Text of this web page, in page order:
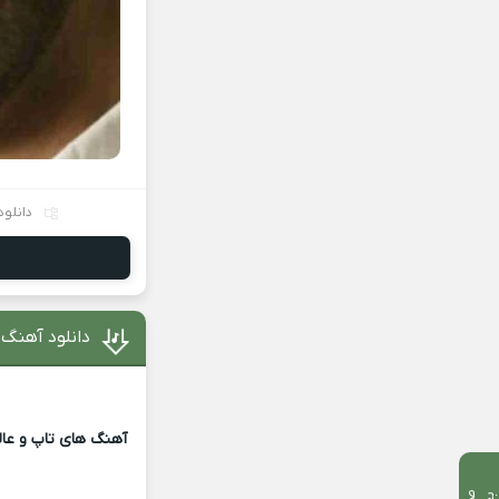
دانلود
آهنگ های تاپ و